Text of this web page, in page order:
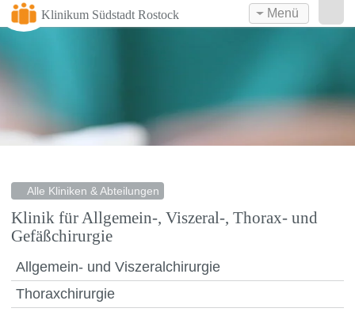
Klinikum Südstadt Rostock Menü
Alle Kliniken & Abteilungen
Klinik für Allgemein-, Viszeral-, Thorax- und
Gefäßchirurgie
Allgemein- und Viszeralchirurgie
Thoraxchirurgie